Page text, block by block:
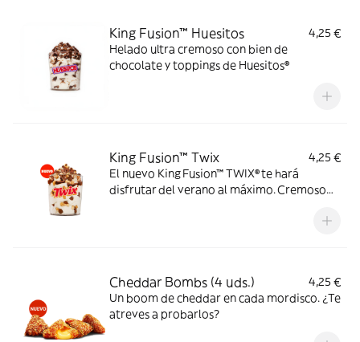
King Fusion™ Huesitos
4,25 €
Helado ultra cremoso con bien de
chocolate y toppings de Huesitos®
King Fusion™ Twix
4,25 €
El nuevo King Fusion™ TWIX® te hará
disfrutar del verano al máximo. Cremoso
Cheddar Bombs (4 uds.)
4,25 €
Un boom de cheddar en cada mordisco. ¿Te
atreves a probarlos?